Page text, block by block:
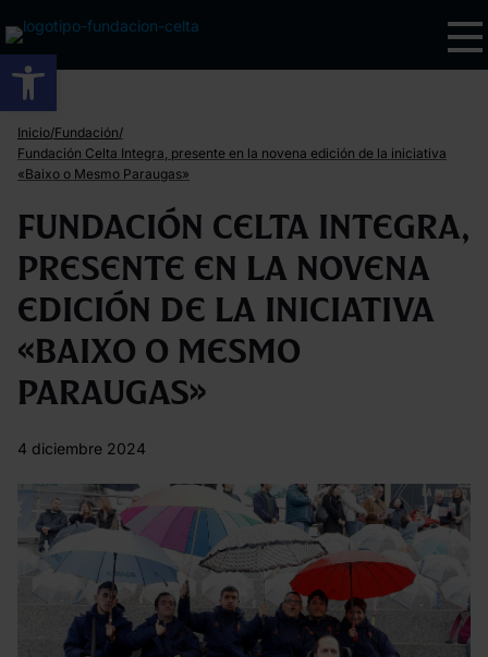
Abrir barra de herramientas
Inicio/Fundación/
Fundación Celta Integra, presente en la novena edición de la iniciativa
«Baixo o Mesmo Paraugas»
Fundación Celta Integra,
presente en la novena
edición de la iniciativa
«Baixo o Mesmo
Paraugas»
4 diciembre 2024